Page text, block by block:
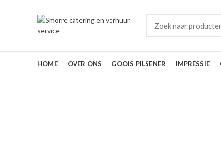
HOME OVER ONS GOOIS PILSENER IMPRESSIE